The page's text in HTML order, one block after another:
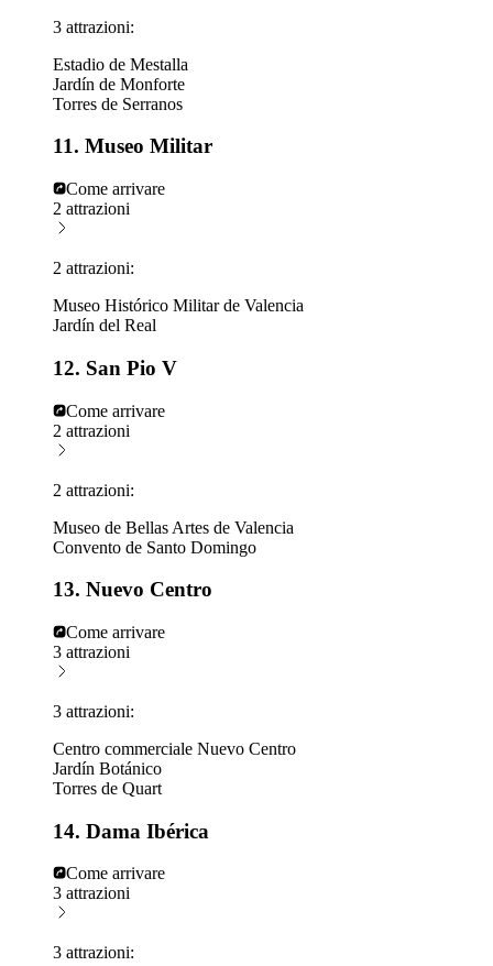
3 attrazioni:
Estadio de Mestalla
Jardín de Monforte
Torres de Serranos
11. Museo Militar
Come arrivare
2 attrazioni
2 attrazioni:
Museo Histórico Militar de Valencia
Jardín del Real
12. San Pio V
Come arrivare
2 attrazioni
2 attrazioni:
Museo de Bellas Artes de Valencia
Convento de Santo Domingo
13. Nuevo Centro
Come arrivare
3 attrazioni
3 attrazioni:
Centro commerciale Nuevo Centro
Jardín Botánico
Torres de Quart
14. Dama Ibérica
Come arrivare
3 attrazioni
3 attrazioni: